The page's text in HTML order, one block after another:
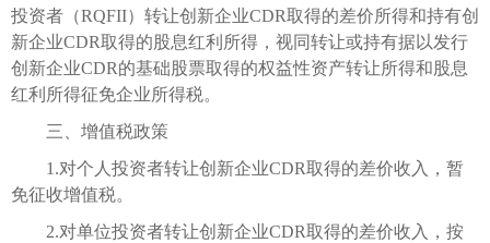
投资者（RQFII）转让创新企业CDR取得的差价所得和持有创
新企业CDR取得的股息红利所得，视同转让或持有据以发行
创新企业CDR的基础股票取得的权益性资产转让所得和股息
红利所得征免企业所得税。
三、增值税政策
1.对个人投资者转让创新企业CDR取得的差价收入，暂
免征收增值税。
2.对单位投资者转让创新企业CDR取得的差价收入，按